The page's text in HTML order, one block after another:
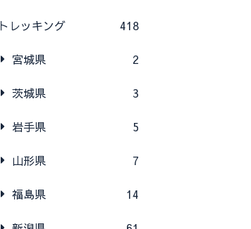
トレッキング 418
宮城県 2
茨城県 3
岩手県 5
山形県 7
福島県 14